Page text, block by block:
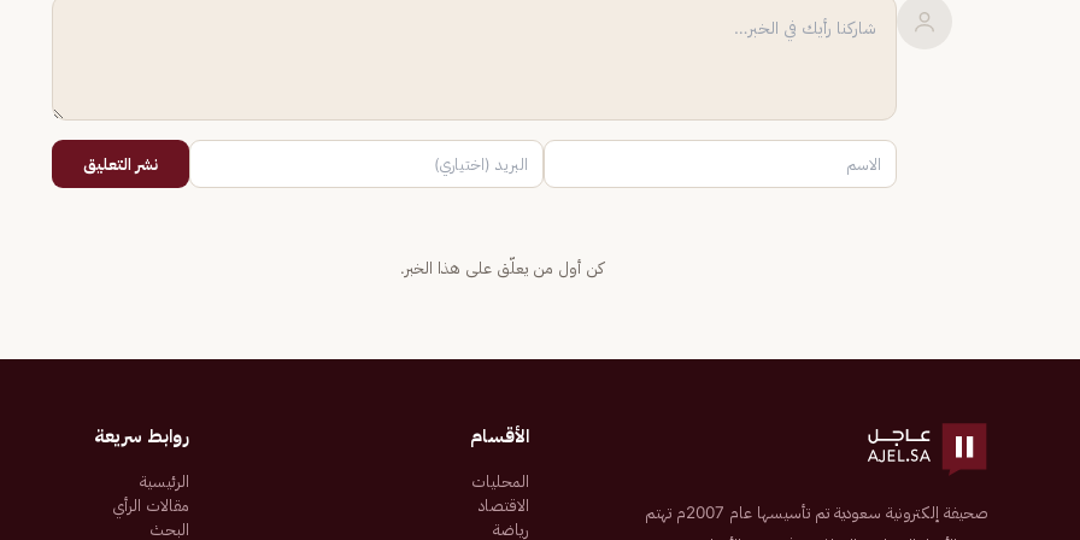
نشر التعليق
كن أول من يعلّق على هذا الخبر.
صحيفة إلكترونية سعودية تم تأسيسها عام 2007م تهتم
الأقسام
المحليات
الاقتصاد
رياضة
روابط سريعة
الرئيسية
مقالات الرأي
البحث